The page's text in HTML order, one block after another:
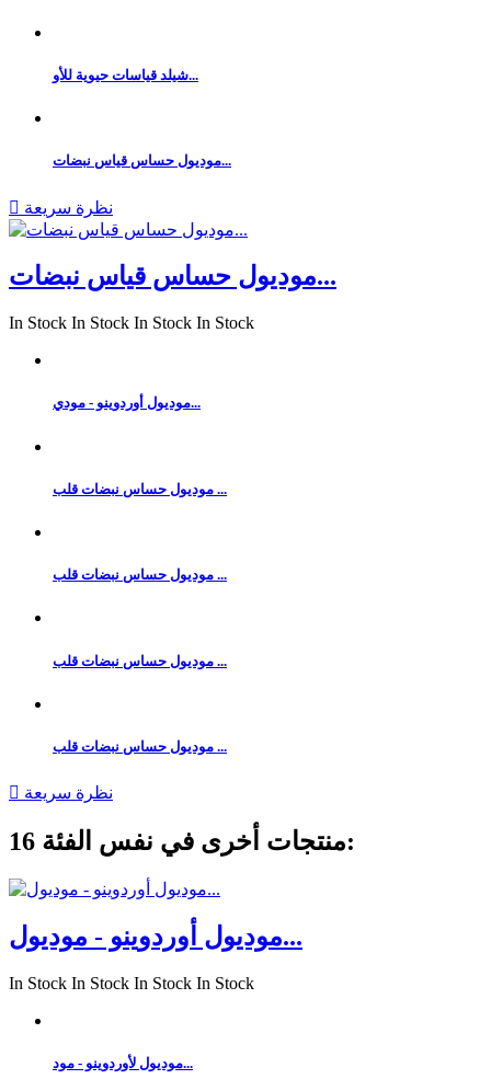
شيلد قياسات حيوية للأو...
موديول حساس قياس نبضات...
 نظرة سريعة
موديول حساس قياس نبضات...
In Stock In Stock In Stock In Stock
موديول أوردوينو - مودي...
موديول حساس نبضات قلب ...
موديول حساس نبضات قلب ...
موديول حساس نبضات قلب ...
موديول حساس نبضات قلب ...
 نظرة سريعة
16 منتجات أخرى في نفس الفئة:
موديول أوردوينو - موديول...
In Stock In Stock In Stock In Stock
موديول لأوردوينو - مود...